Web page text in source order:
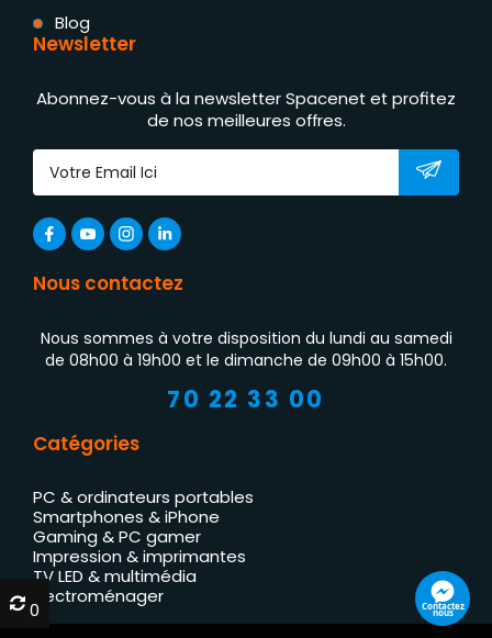
Blog
Newsletter
Abonnez-vous à la newsletter Spacenet et profitez
de nos meilleures offres.
Nous contactez
Nous sommes à votre disposition du lundi au samedi
de 08h00 à 19h00 et le dimanche de 09h00 à 15h00.
70 22 33 00
Catégories
PC & ordinateurs portables
Smartphones & iPhone
Gaming & PC gamer
Impression & imprimantes
TV LED & multimédia
Électroménager
Contactez
nous
0
0